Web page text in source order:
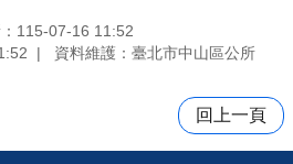
115-07-16 11:52
資料維護：臺北市中山區公所
回上一頁